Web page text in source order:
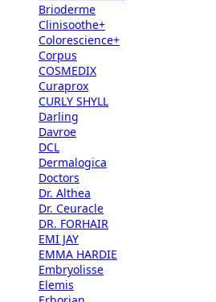
Brioderme
Clinisoothe+
Colorescience+
Corpus
COSMEDIX
Curaprox
CURLY SHYLL
Darling
Davroe
DCL
Dermalogica
Doctors
Dr. Althea
Dr. Ceuracle
DR. FORHAIR
EMI JAY
EMMA HARDIE
Embryolisse
Elemis